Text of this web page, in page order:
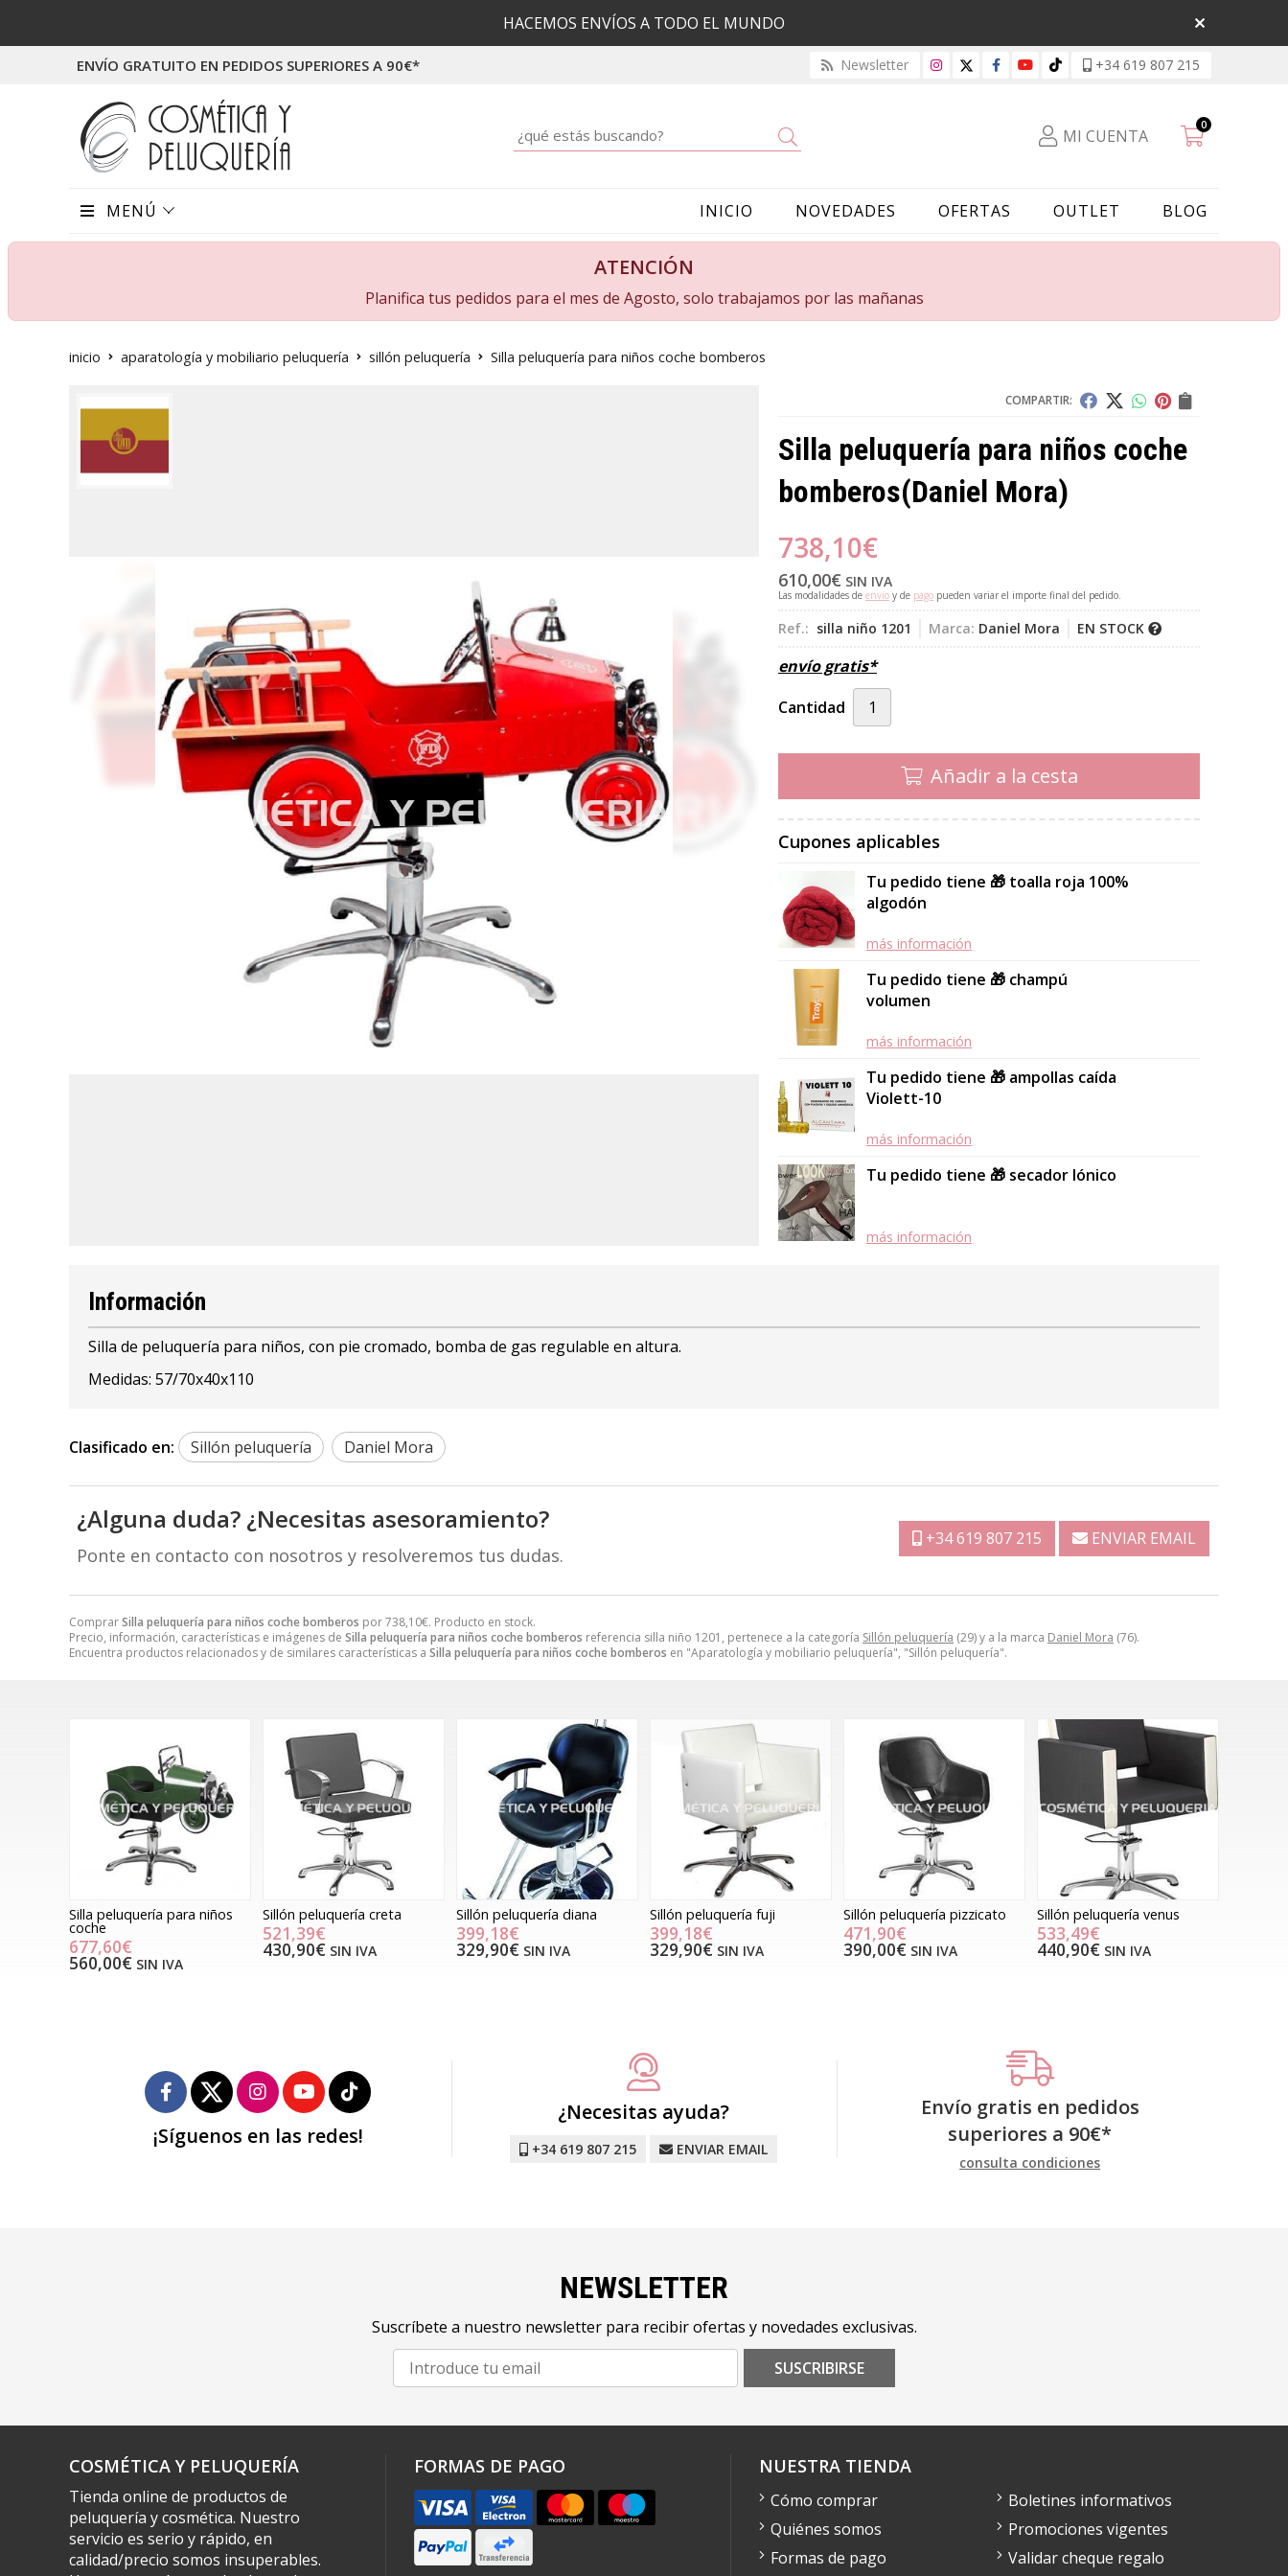
HACEMOS ENVÍOS A TODO EL MUNDO
ENVÍO GRATUITO EN PEDIDOS SUPERIORES A 90€* Newsletter +34 619 807 215
MI CUENTA
0
MENÚ INICIO NOVEDADES OFERTAS OUTLET BLOG
ATENCIÓN
Planifica tus pedidos para el mes de Agosto, solo trabajamos por las mañanas
inicio aparatología y mobiliario peluquería sillón peluquería Silla peluquería para niños coche bomberos
COMPARTIR:
Silla peluquería para niños coche
bomberos(Daniel Mora)
738,10€
610,00€ SIN IVA
Las modalidades de envío y de pago pueden variar el importe final del pedido.
Ref.: silla niño 1201 Marca: Daniel Mora EN STOCK
envío gratis*
Cantidad
Añadir a la cesta
Cupones aplicables
Tu pedido tiene 🎁 toalla roja 100%
algodón
más información
Tu pedido tiene 🎁 champú
volumen
más información
Tu pedido tiene 🎁 ampollas caída
Violett-10
más información
Tu pedido tiene 🎁 secador Iónico
más información
ComprarSilla peluquería para niños coche bomberos por738,10€. Producto en stock.
Precio, información, características e imágenes de Silla peluquería para niños coche bomberos referencia silla niño 1201, pertenece a la categoría Sillón peluquería (29) y a la marca Daniel Mora (76).
Encuentra productos relacionados y de similares características a Silla peluquería para niños coche bomberos en "Aparatología y mobiliario peluquería", "Sillón peluquería".
Información
Silla de peluquería para niños, con pie cromado, bomba de gas regulable en altura.
Medidas: 57/70x40x110
Clasificado en: Sillón peluquería Daniel Mora
¿Alguna duda? ¿Necesitas asesoramiento?
Ponte en contacto con nosotros y resolveremos tus dudas.
+34 619 807 215 ENVIAR EMAIL
Silla peluquería para niños
coche
677,60€
560,00€ SIN IVA
Sillón peluquería creta
521,39€
430,90€ SIN IVA
Sillón peluquería diana
399,18€
329,90€ SIN IVA
Sillón peluquería fuji
399,18€
329,90€ SIN IVA
Sillón peluquería pizzicato
471,90€
390,00€ SIN IVA
Sillón peluquería venus
533,49€
440,90€ SIN IVA
¡Síguenos en las redes!
¿Necesitas ayuda?
+34 619 807 215 ENVIAR EMAIL
Envío gratis en pedidos
superiores a 90€*
consulta condiciones
NEWSLETTER
Suscríbete a nuestro newsletter para recibir ofertas y novedades exclusivas.
SUSCRIBIRSE
COSMÉTICA Y PELUQUERÍA
Tienda online de productos de
peluquería y cosmética. Nuestro
servicio es serio y rápido, en
calidad/precio somos insuperables.
FORMAS DE PAGO NUESTRA TIENDA
Cómo comprar
Quiénes somos
Formas de pago
Boletines informativos
Promociones vigentes
Validar cheque regalo